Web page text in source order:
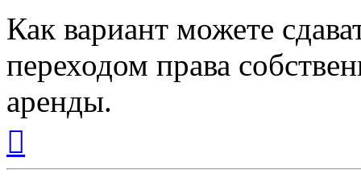
Как вариант можете
переходом права
аренды.
началу